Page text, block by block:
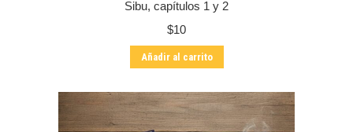
Sibu, capítulos 1 y 2
$10
Añadir al carrito